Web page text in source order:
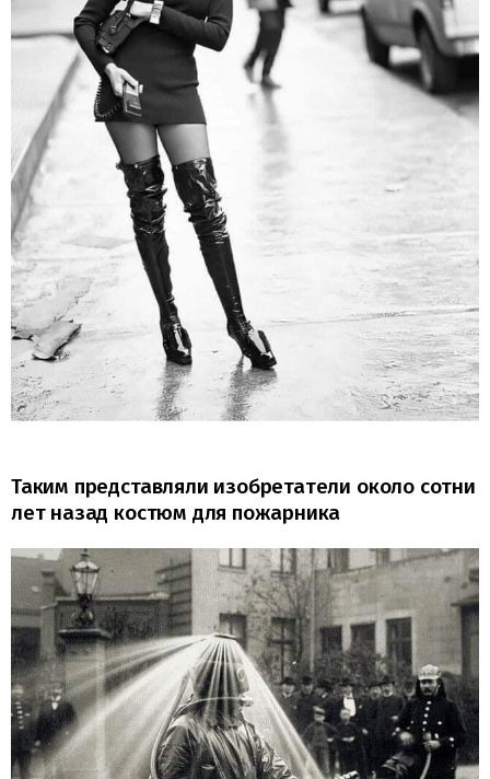
Таким представляли изобретатели около сотни
лет назад костюм для пожарника